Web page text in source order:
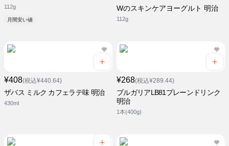
112g
月間安い値
Wのスキンケアヨーグルト 明治
112g
¥408(税込¥440.64)
ザバス ミルク カフェラテ味 明治
430ml
¥268(税込¥289.44)
ブルガリアLB81プレーンドリンク
明治
1本(400g)